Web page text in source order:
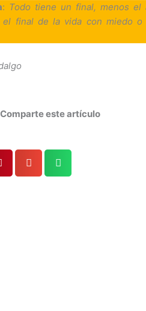
: Todo tiene un final, menos el
el final de la vida con miedo
este artículo